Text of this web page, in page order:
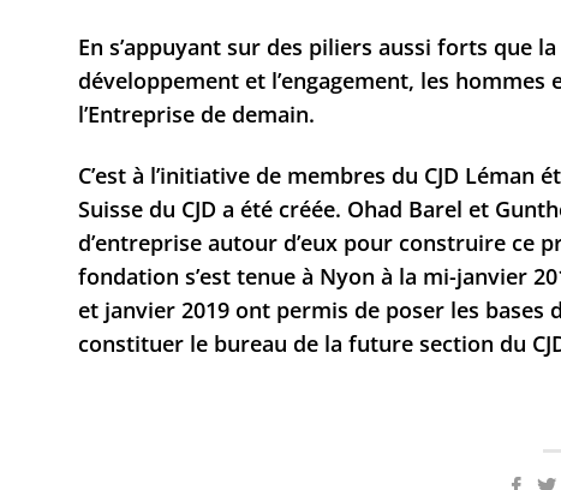
En s’appuyant sur des piliers aussi forts que
développement et l’engagement, les
l’Entreprise de demain.
C’est à l’initiative de membres du CJD
Suisse du CJD a été créée. Ohad Barel et
d’entreprise autour d’eux pour construire ce
fondation s’est tenue à Nyon à la mi-janvier
et janvier 2019 ont permis de poser les
constituer le bureau de la future section du